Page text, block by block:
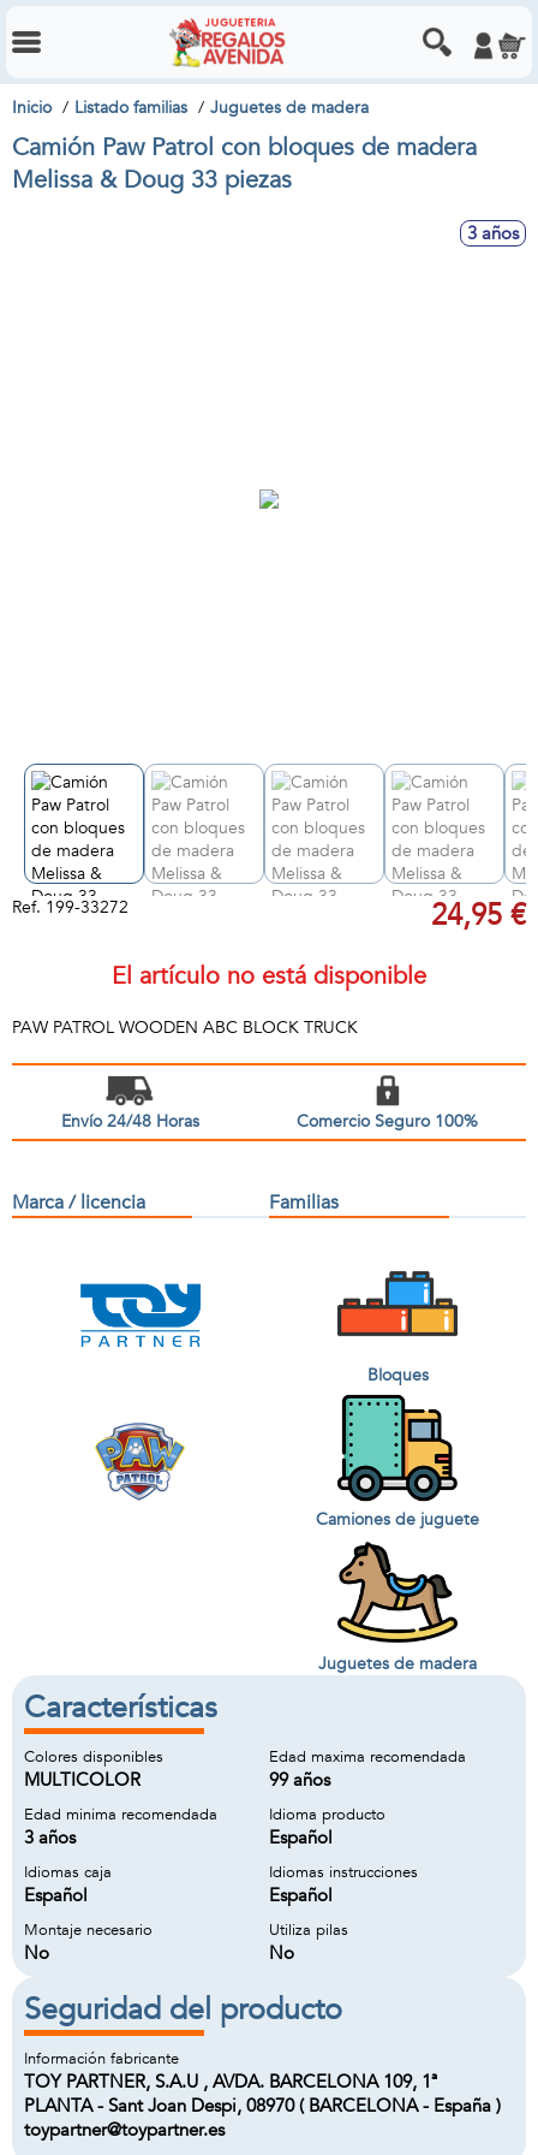
Inicio Listado familias Juguetes de madera
Camión Paw Patrol con bloques de madera
Melissa & Doug 33 piezas
3 años
Ref. 199-33272 24,95 €
El artículo no está disponible
PAW PATROL WOODEN ABC BLOCK TRUCK
Envío 24/48 Horas Comercio Seguro 100%
Marca / licencia Familias
Bloques
Camiones de juguete
Juguetes de madera
Características
Colores disponibles
MULTICOLOR
Edad maxima recomendada
99 años
Edad minima recomendada
3 años
Idioma producto
Español
Idiomas caja
Español
Idiomas instrucciones
Español
Montaje necesario
No
Utiliza pilas
No
Seguridad del producto
Información fabricante
TOY PARTNER, S.A.U , AVDA. BARCELONA 109, 1ª
PLANTA - Sant Joan Despi, 08970 ( BARCELONA - España )
toypartner@toypartner.es